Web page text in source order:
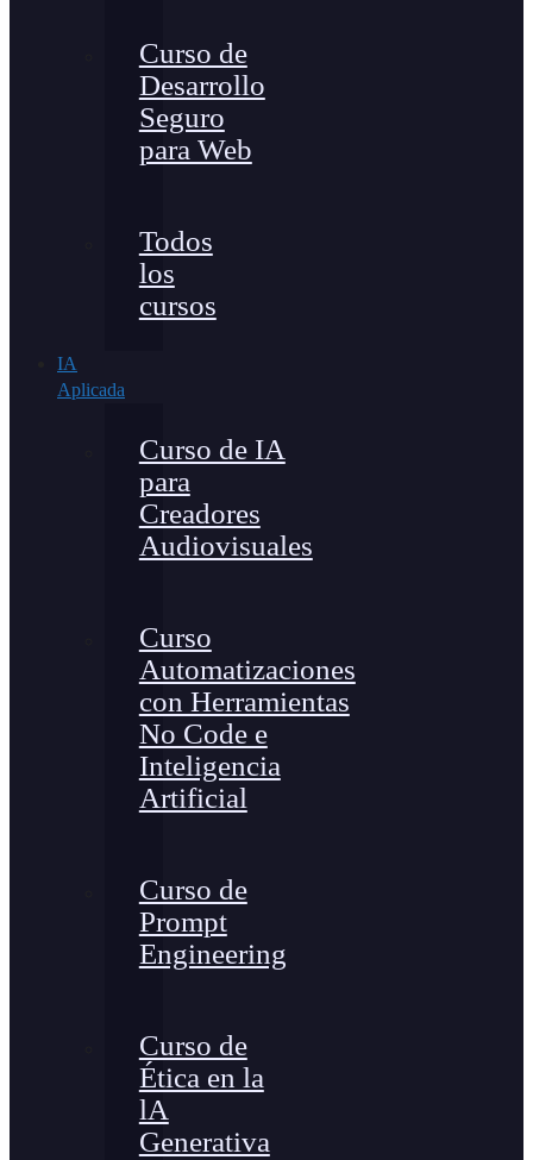
Curso de
Desarrollo
Seguro
para Web
Todos
los
cursos
IA
Aplicada
Curso de IA
para
Creadores
Audiovisuales
Curso
Automatizaciones
con Herramientas
No Code e
Inteligencia
Artificial
Curso de
Prompt
Engineering
Curso de
Ética en la
lA
Generativa